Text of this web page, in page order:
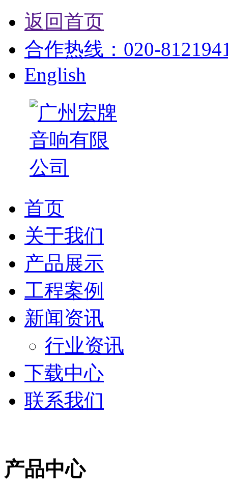
返回首页
合作热线：020-
English
首页
关于我们
产品展示
工程案例
新闻资讯
行业资讯
下载中心
联系我们
产品中心